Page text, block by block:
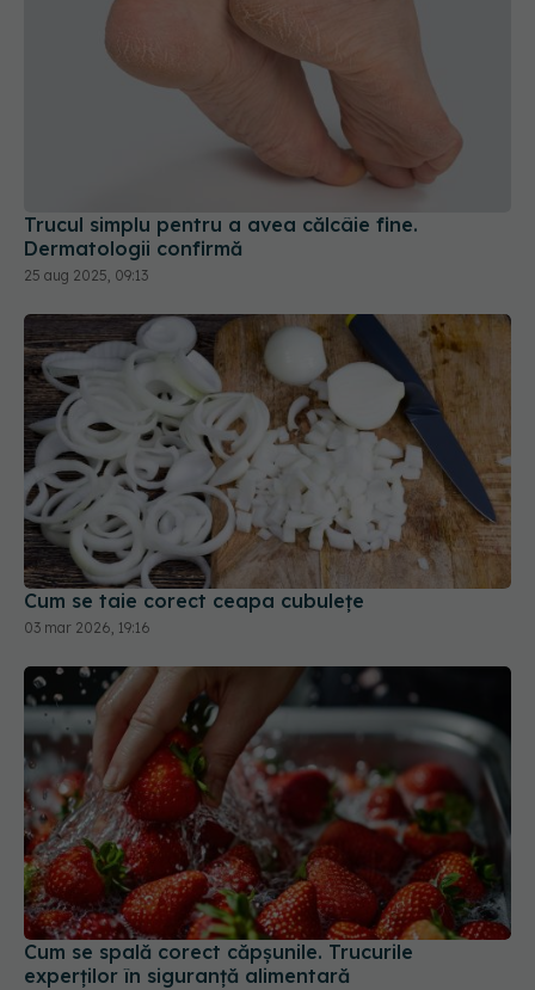
Trucul simplu pentru a avea călcâie fine.
Dermatologii confirmă
25 aug 2025, 09:13
Cum se taie corect ceapa cubulețe
03 mar 2026, 19:16
Cum se spală corect căpșunile. Trucurile
experților în siguranță alimentară